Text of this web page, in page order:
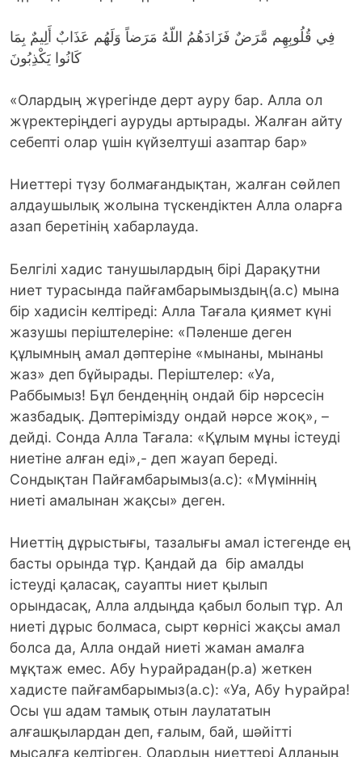
فِي قُلُوبِهِم مَّرَضٌ فَزَادَهُمُ اللّهُ مَرَضاً وَلَهُم عَذَابٌ أَلِيمٌ بِمَا
كَانُوا يَكْذِبُونَ
«Олардың жүрегінде дерт ауру бар. Алла ол
жүректеріңдегі ауруды артырады. Жалған айту
себепті олар үшін күйзелтуші азаптар бар»
Ниеттері түзу болмағандықтан, жалған сөйлеп
алдаушылық жолына түскендіктен Алла оларға
азап беретінің хабарлауда.
Белгілі хадис танушылардың бірі Дарақутни
ниет турасында пайғамбарымыздың(а.с) мына
бір хадисін келтіреді: Алла Тағала қиямет күні
жазушы періштелеріне: «Пәленше деген
құлымның амал дәптеріне «мынаны, мынаны
жаз» деп бұйырады. Періштелер: «Уа,
Раббымыз! Бұл бендеңнің ондай бір нәрсесін
жазбадық. Дәптерімізду ондай нәрсе жоқ», –
дейді. Сонда Алла Тағала: «Құлым мұны істеуді
ниетіне алған еді»,- деп жауап береді.
Сондықтан Пайғамбарымыз(а.с): «Мүміннің
ниеті амалынан жақсы» деген.
Ниеттің дұрыстығы, тазалығы амал істегенде ең
басты орында тұр. Қандай да бір амалды
істеуді қаласақ, сауапты ниет қылып
орындасақ, Алла алдыңда қабыл болып тұр. Ал
ниеті дұрыс болмаса, сырт көрнісі жақсы амал
болса да, Алла ондай ниеті жаман амалға
мұқтаж емес. Абу Һурайрадан(р.а) жеткен
хадисте пайғамбарымыз(а.с): «Уа, Абу Һурайра!
Осы үш адам тамық отын лаулататын
алғашқылардан деп, ғалым, бай, шәйітті
мысалға келтірген. Олардың ниеттері Алланың